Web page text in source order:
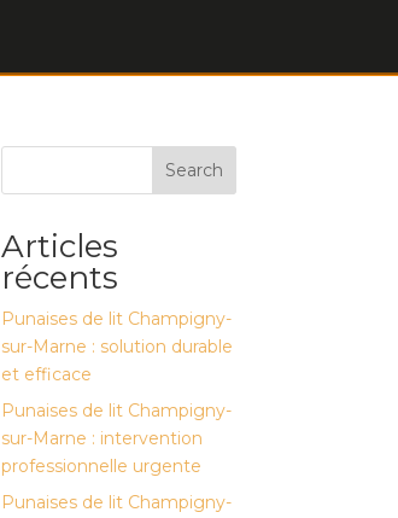
Search
Articles
récents
Punaises de lit Champigny-
sur-Marne : solution durable
et efficace
Punaises de lit Champigny-
sur-Marne : intervention
professionnelle urgente
Punaises de lit Champigny-